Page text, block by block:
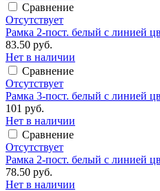
Сравнение
Отсутствует
Рамка 2-пост. белый с линией
83.50 руб.
Нет в наличии
Сравнение
Отсутствует
Рамка 3-пост. белый с линией
101 руб.
Нет в наличии
Сравнение
Отсутствует
Рамка 2-пост. белый с линией
78.50 руб.
Нет в наличии